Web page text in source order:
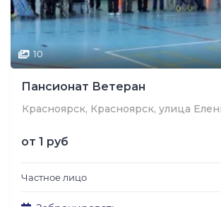
10
Пансионат Ветеран
Красноярск, Красноярск, улица
от 1 руб
Частное лицо